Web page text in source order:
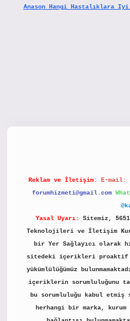
Anason Hangi Hastalıklara
Reklam ve İletişim: E-mail:
forumhizmeti@gmail.com
Yasal Uyarı:
Sitemiz,
Teknolojileri ve İletişim
bir Yer Sağlayıcı olarak
sitedeki içerikleri proaktif
yükümlülüğümüz
içeriklerin sorumluluğunu
bu sorumluluğu kabul
herhangi bir marka,